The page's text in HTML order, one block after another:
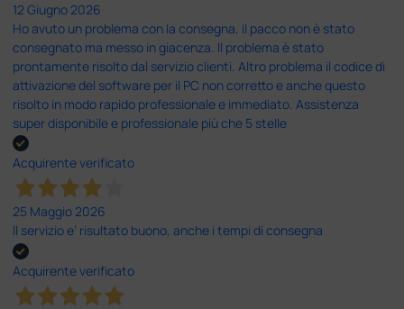
12 Giugno 2026
Ho avuto un problema con la consegna, il pacco non è stato
consegnato ma messo in giacenza. Il problema è stato
prontamente risolto dal servizio clienti. Altro problema il codice di
attivazione del software per il PC non corretto e anche questo
risolto in modo rapido professionale e immediato. Assistenza
super disponibile e professionale più che 5 stelle
Acquirente verificato
25 Maggio 2026
Il servizio e’ risultato buono, anche i tempi di consegna
Acquirente verificato